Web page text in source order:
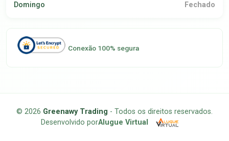
Domingo Fechado
Conexão 100% segura
© 2026 Greenawy Trading - Todos os direitos reservados.
Desenvolvido porAlugue Virtual